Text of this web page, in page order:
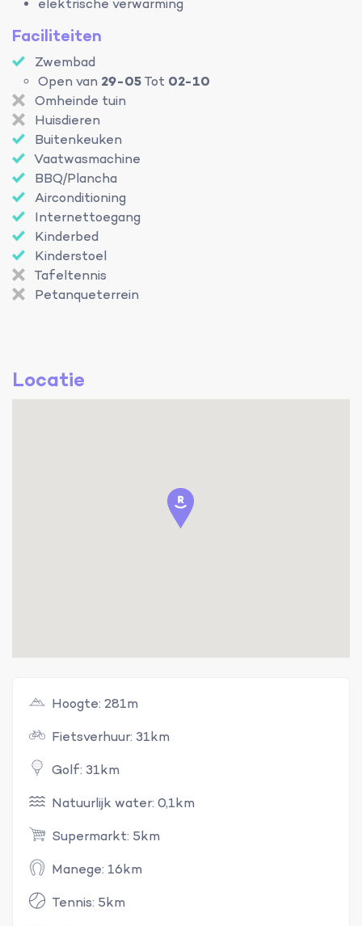
elektrische verwarming
Faciliteiten
Zwembad
Open van 29-05Tot 02-10
Omheinde tuin
Huisdieren
Buitenkeuken
Vaatwasmachine
BBQ/Plancha
Airconditioning
Internettoegang
Kinderbed
Kinderstoel
Tafeltennis
Petanqueterrein
Locatie
Hoogte: 281m
Fietsverhuur: 31km
Golf: 31km
Natuurlijk water: 0,1km
Supermarkt: 5km
Manege: 16km
Tennis: 5km